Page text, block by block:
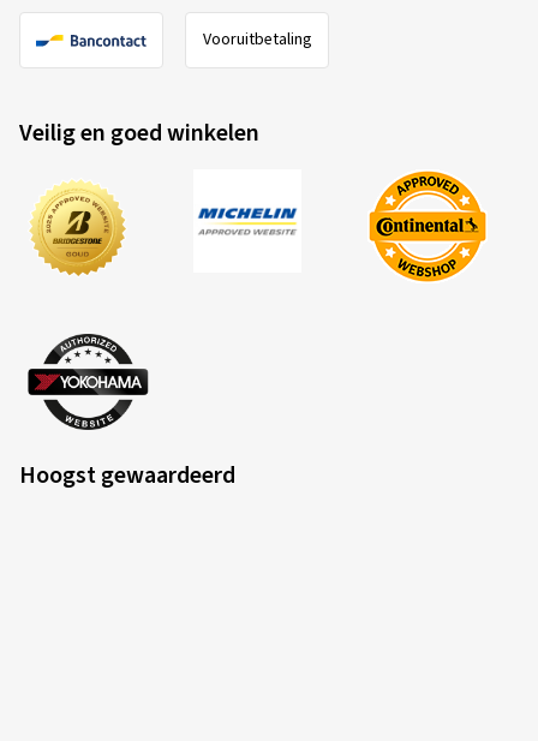
Vooruitbetaling
Veilig en goed winkelen
Hoogst gewaardeerd